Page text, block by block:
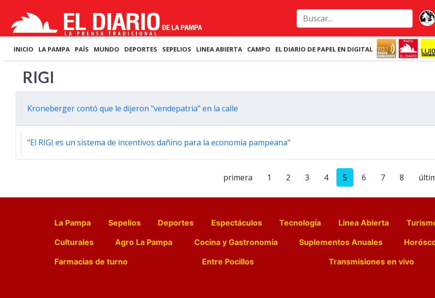
INICIO LA PAMPA PAÍS MUNDO DEPORTES SEPELIOS LINEA ABIERTA CAMPO EL DIARIO DE PAPEL EN DIGITAL
RIGI
Kroneberger contó que le dijeron "vendepatria" en la calle
"El RIGI es un sistema de incentivos dañino para la economía pampeana"
primera 1 2 3 4 5 6 7 8
La Pampa Sepelios Deportes Espectáculos Tecnología Linea Abierta
Culturales
Agro La Pampa Cocina y Gastronomía Suplementos Anuales
Farmacias de turno
Entre Pocillos Transmisiones en vivo